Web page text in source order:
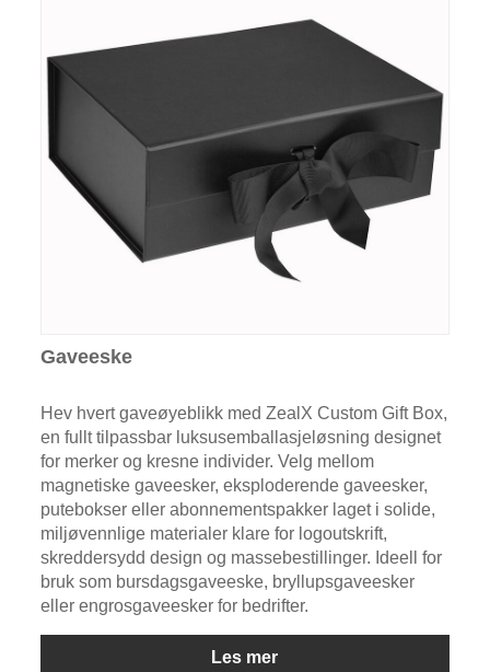
Gaveeske
Hev hvert gaveøyeblikk med ZealX Custom Gift Box,
en fullt tilpassbar luksusemballasjeløsning designet
for merker og kresne individer. Velg mellom
magnetiske gaveesker, eksploderende gaveesker,
putebokser eller abonnementspakker laget i solide,
miljøvennlige materialer klare for logoutskrift,
skreddersydd design og massebestillinger. Ideell for
bruk som bursdagsgaveeske, bryllupsgaveesker
eller engrosgaveesker for bedrifter.
Les mer